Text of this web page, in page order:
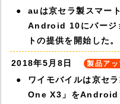
auは京セラ製スマー
Android 10にバージ
トの提供を開始した。
2018年5月8日 製品アッ
ワイモバイルは京セ
One X3」をAndroid